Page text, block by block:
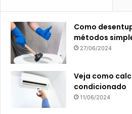
Como
métodos
27/06/2024
Veja como
condicionado
11/06/2024